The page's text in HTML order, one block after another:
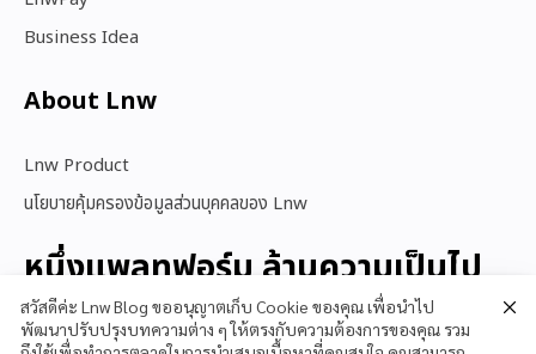
Business Idea
About Lnw​
Lnw Product
นโยบายคุ้มครองข้อมูลส่วนบุคคลของ Lnw
หนึ่งแพลทฟอร์ม ล้านความเป็นไป
ได้
สวัสดีค่ะ Lnw Blog ขออนุญาตเก็บ Cookie ของคุณ เพื่อนำไป
พัฒนาปรับปรุงบทความต่าง ๆ ให้ตรงกับความต้องการของคุณ รวม